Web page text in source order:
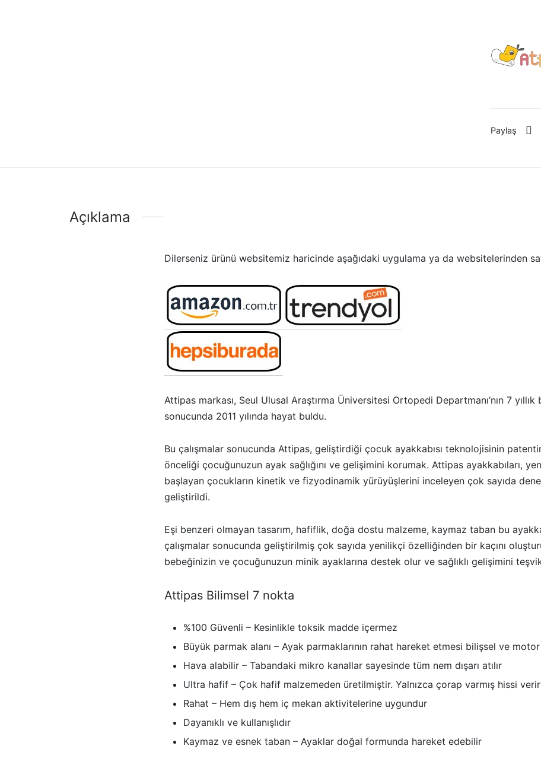
Paylaş
Açıklama
Dilerseniz ürünü websitemiz haricinde aşağıdaki uygulama ya da websitelerinden
Attipas markası, Seul Ulusal Araştırma Üniversitesi Ortopedi Departmanı’nın 7 yıllık
sonucunda 2011 yılında hayat buldu.
Bu çalışmalar sonucunda Attipas, geliştirdiği çocuk ayakkabısı teknolojisinin
önceliği çocuğunuzun ayak sağlığını ve gelişimini korumak. Attipas ayakkabıları,
başlayan çocukların kinetik ve fizyodinamik yürüyüşlerini inceleyen çok sayıda
geliştirildi.
Eşi benzeri olmayan tasarım, hafiflik, doğa dostu malzeme, kaymaz taban bu
çalışmalar sonucunda geliştirilmiş çok sayıda yenilikçi özelliğinden bir kaçını
bebeğinizin ve çocuğunuzun minik ayaklarına destek olur ve sağlıklı gelişimini
Attipas Bilimsel 7 nokta
%100 Güvenli – Kesinlikle toksik madde içermez
Büyük parmak alanı – Ayak parmaklarının rahat hareket etmesi bilişsel ve
Hava alabilir – Tabandaki mikro kanallar sayesinde tüm nem dışarı atılır
Ultra hafif – Çok hafif malzemeden üretilmiştir. Yalnızca çorap varmış hissi verir
Rahat – Hem dış hem iç mekan aktivitelerine uygundur
Dayanıklı ve kullanışlıdır
Kaymaz ve esnek taban – Ayaklar doğal formunda hareket edebilir